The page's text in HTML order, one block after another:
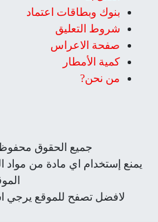
بنوك وبطاقات اعتماد
شروط التعليق‎
صفحة الاعراس
كمية الأمطار
من نحن?
جميع الحقوق
يمنع إستخدام اي مادة من
لافضل تصفح للموقع يرجي